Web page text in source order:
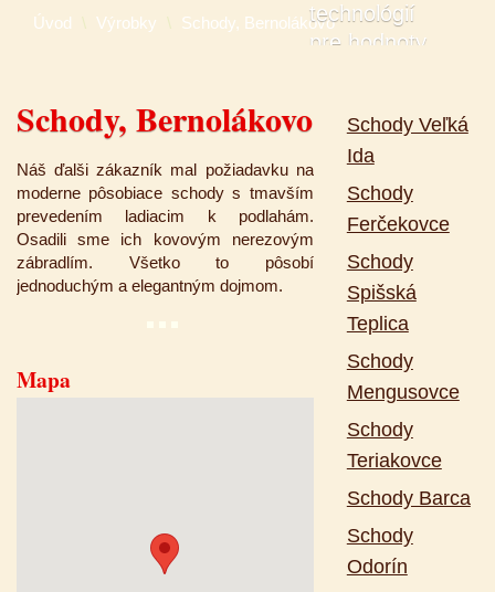
technológií
pre hodnoty
Úvod \ Výrobky \ Schody, Bernolákovo
Schody, Bernolákovo
Náš ďalši zákazník mal požiadavku na
moderne pôsobiace schody s tmavším
prevedením ladiacim k podlahám.
Osadili sme ich kovovým nerezovým
zábradlím. Všetko to pôsobí
jednoduchým a elegantným dojmom.
Mapa
Schody Veľká
Ida
Schody
Ferčekovce
Schody
Spišská
Teplica
Schody
Mengusovce
Schody
Teriakovce
Schody Barca
Schody
Odorín